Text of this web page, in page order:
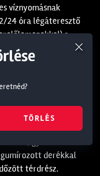
víznyomásnak
24 óra légáteresztő
a
is. A kabát
zsebeken, a gallérban
Csúcsos kapucni
állítható
A salopettek Fox
gyorsan
derékkal
térdrész.
kosárból
TÖRLÉS
törlése
TÖRLÉS
TÖRLÉS